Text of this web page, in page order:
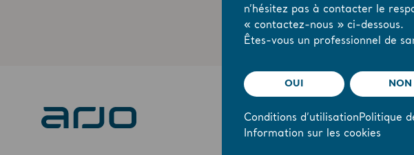
n’hésitez pas à contacter le
« contactez-nous » ci-dessous.
Êtes-vous un professionnel de
OUI NON
Conditions d’utilisation Politique
Information sur les cookies